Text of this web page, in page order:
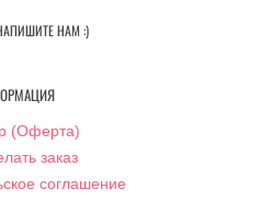
НАМ :)
(Оферта)
заказ
соглашение